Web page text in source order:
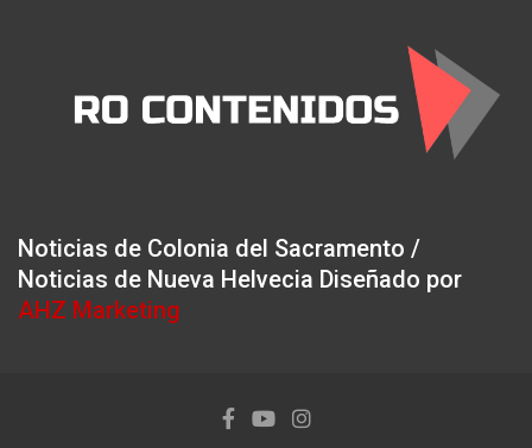
Noticias de Colonia del Sacramento /
Noticias de Nueva Helvecia Diseñado por
AHZ Marketing